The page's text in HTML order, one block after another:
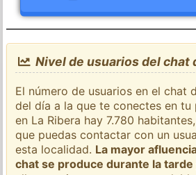
Nivel de usuarios del chat
El número de usuarios en el chat
del día a la que te conectes en tu
en La Ribera hay 7.780
que puedas contactar con un
esta localidad. La mayor
chat se produce durante la tarde